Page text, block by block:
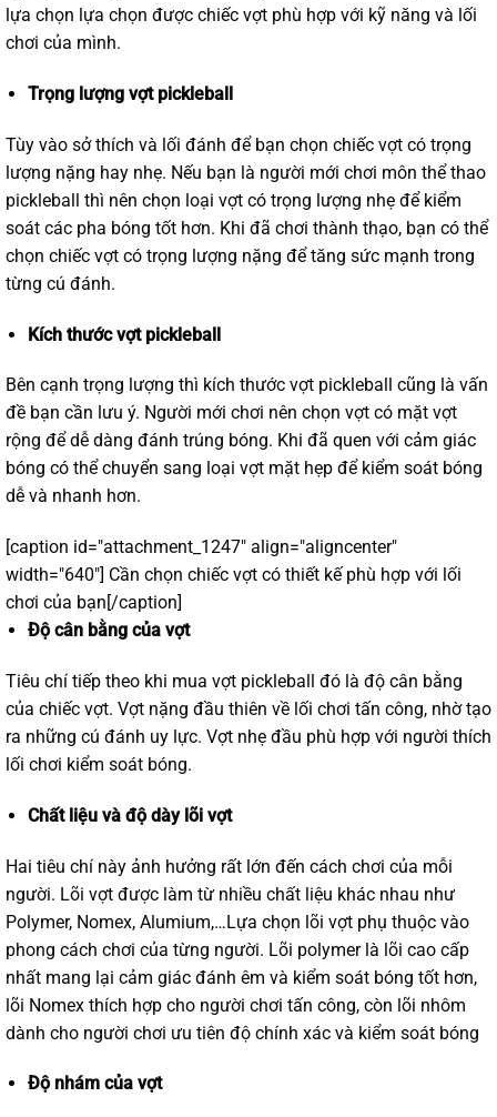
lựa chọn lựa chọn được chiếc vợt phù hợp với kỹ năng và lối
chơi của mình.
Trọng lượng vợt pickleball
Tùy vào sở thích và lối đánh để bạn chọn chiếc vợt có trọng
lượng nặng hay nhẹ. Nếu bạn là người mới chơi môn thể thao
pickleball thì nên chọn loại vợt có trọng lượng nhẹ để kiểm
soát các pha bóng tốt hơn. Khi đã chơi thành thạo, bạn có thể
chọn chiếc vợt có trọng lượng nặng để tăng sức mạnh trong
từng cú đánh.
Kích thước vợt pickleball
Bên cạnh trọng lượng thì kích thước vợt pickleball cũng là vấn
đề bạn cần lưu ý. Người mới chơi nên chọn vợt có mặt vợt
rộng để dễ dàng đánh trúng bóng. Khi đã quen với cảm giác
bóng có thể chuyển sang loại vợt mặt hẹp để kiểm soát bóng
dễ và nhanh hơn.
[caption id="attachment_1247" align="aligncenter"
width="640"] Cần chọn chiếc vợt có thiết kế phù hợp với lối
chơi của bạn[/caption]
Độ cân bằng của vợt
Tiêu chí tiếp theo khi mua vợt pickleball đó là độ cân bằng
của chiếc vợt. Vợt nặng đầu thiên về lối chơi tấn công, nhờ tạo
ra những cú đánh uy lực. Vợt nhẹ đầu phù hợp với người thích
lối chơi kiểm soát bóng.
Chất liệu và độ dày lõi vợt
Hai tiêu chí này ảnh hưởng rất lớn đến cách chơi của mỗi
người. Lõi vợt được làm từ nhiều chất liệu khác nhau như
Polymer, Nomex, Alumium,…Lựa chọn lõi vợt phụ thuộc vào
phong cách chơi của từng người. Lõi polymer là lõi cao cấp
nhất mang lại cảm giác đánh êm và kiểm soát bóng tốt hơn,
lõi Nomex thích hợp cho người chơi tấn công, còn lõi nhôm
dành cho người chơi ưu tiên độ chính xác và kiểm soát bóng
Độ nhám của vợt